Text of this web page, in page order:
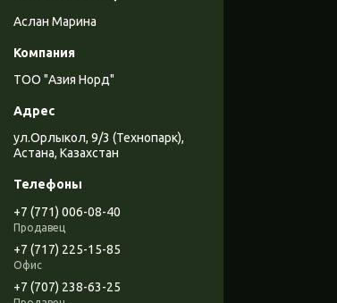
Аслан Марина
ТОО "Азия Норд"
ул.Орлыкол, 9/3 (Технопарк),
Астана, Казахстан
+7 (771) 006-08-40
Продавец
+7 (717) 225-15-85
Офис
+7 (707) 238-63-25